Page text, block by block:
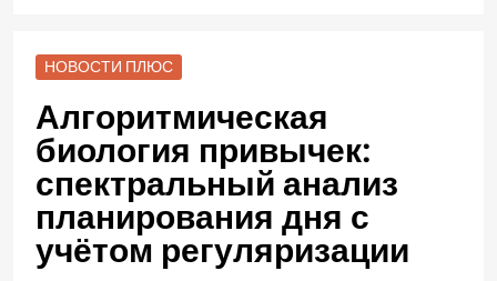
НОВОСТИ ПЛЮС
Алгоритмическая
биология привычек:
спектральный анализ
планирования дня с
учётом регуляризации